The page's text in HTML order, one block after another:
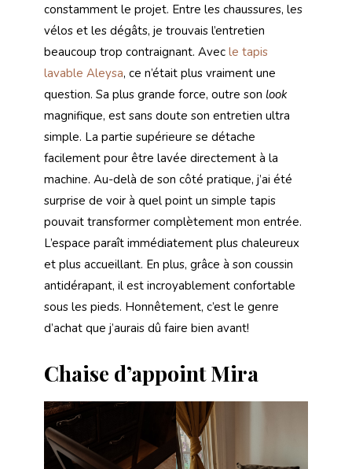
constamment le projet. Entre les chaussures, les
vélos et les dégâts, je trouvais l’entretien
beaucoup trop contraignant. Avec le tapis
lavable Aleysa, ce n’était plus vraiment une
question. Sa plus grande force, outre son look
magnifique, est sans doute son entretien ultra
simple. La partie supérieure se détache
facilement pour être lavée directement à la
machine. Au-delà de son côté pratique, j’ai été
surprise de voir à quel point un simple tapis
pouvait transformer complètement mon entrée.
L’espace paraît immédiatement plus chaleureux
et plus accueillant. En plus, grâce à son coussin
antidérapant, il est incroyablement confortable
sous les pieds. Honnêtement, c’est le genre
d’achat que j’aurais dû faire bien avant!
Chaise d’appoint Mira